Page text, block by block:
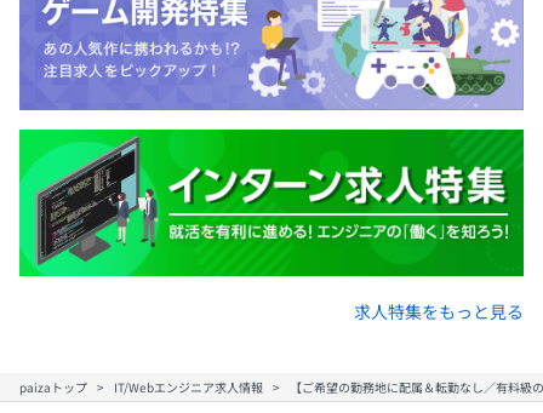
求人特集をもっと見る
paizaトップ IT/Webエンジニア求人情報 【ご希望の勤務地に配属＆転勤なし／有料